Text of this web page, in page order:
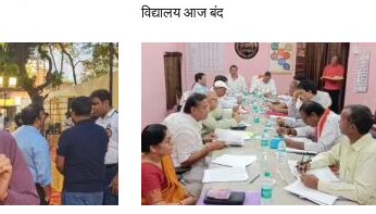
विद्यालय आज बंद